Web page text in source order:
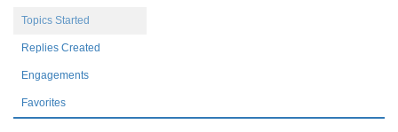
Topics Started
Replies Created
Engagements
Favorites